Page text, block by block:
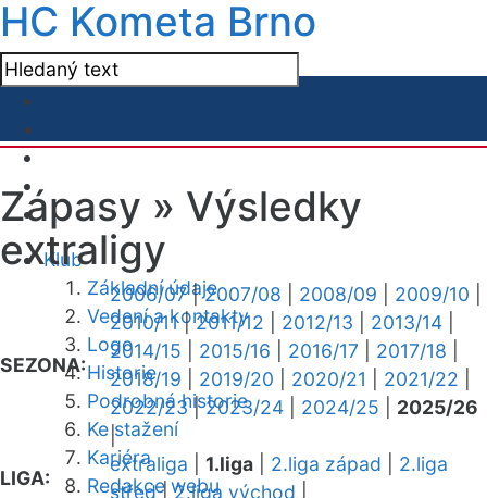
HC Kometa Brno
Klub
Základní údaje
Vedení a kontakty
Logo
Historie
Podrobná historie
Ke stažení
Kariéra
Redakce webu
Zápasy » Výsledky
extraligy
SEZONA:
2006/07|2007/08 2008/09 2009/10
2010/11|2011/12 2012/13 2013/14
2014/15
2015/16 2016/17 2017/18
2018/19
2019/20 2020/21 2021/22
2022/23|2023/24 2024/25
2025/26
|
LIGA:
extraliga 1.liga 2.liga západ
2.liga
střed|2.liga východ